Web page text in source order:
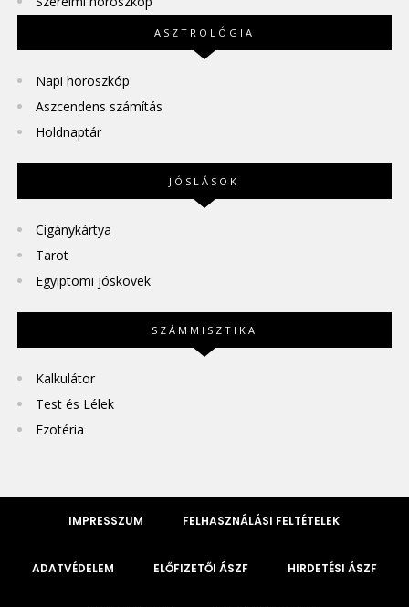
ASZTROLÓGIA
Napi horoszkóp
Aszcendens számítás
Holdnaptár
JÓSLÁSOK
Cigánykártya
Tarot
Egyiptomi jóskövek
SZÁMMISZTIKA
Kalkulátor
Test és Lélek
Ezotéria
IMPRESSZUM FELHASZNÁLÁSI FELTÉTELEK
ADATVÉDELEM ELŐFIZETŐI ÁSZF HIRDETÉSI ÁSZF